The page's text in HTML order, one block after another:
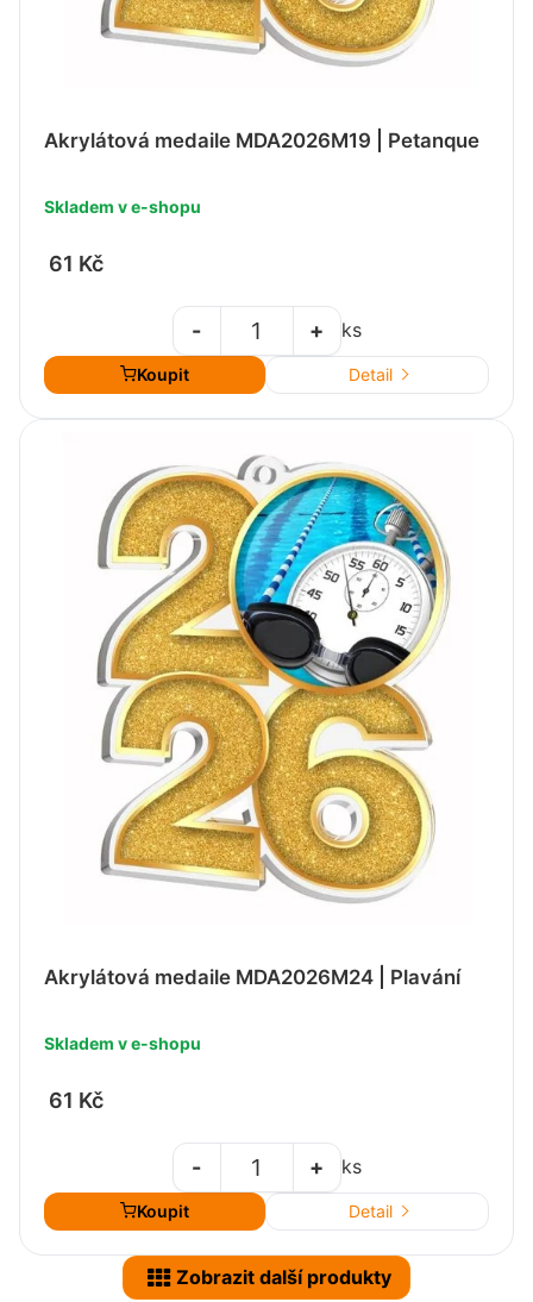
Akrylátová medaile MDA2026M19 | Petanque
Skladem v e-shopu
61 Kč
+
- ks
Koupit Detail
Akrylátová medaile MDA2026M24 | Plavání
Skladem v e-shopu
61 Kč
+
- ks
Koupit Detail
Zobrazit další produkty